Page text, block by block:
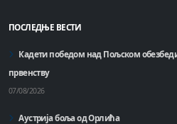
ПОСЛЕДЊЕ ВЕСТИ
Кадети победом над Пољском
првенству
07/08/2026
Аустрија боља од Орлића